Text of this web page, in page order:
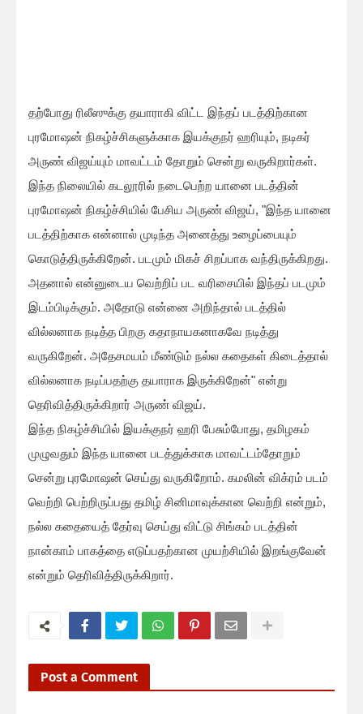
தற்போது ரிலீஸுக்கு தயாராகி விட்ட இந்தப் படத்திற்கான
புரமோஷன் நிகழ்ச்சிகளுக்காக இயக்குநர் ஹரியும், நடிகர்
அருண் விஜய்யும் மாவட்டம் தோறும் சென்று வருகிறார்கள்.
இந்த நிலையில் கடலூரில் நடைபெற்ற யானை படத்தின்
புரமோஷன் நிகழ்ச்சியில் பேசிய அருண் விஜய், "இந்த யானை
படத்திற்காக என்னால் முடிந்த அனைத்து உழைப்பையும்
கொடுத்திருக்கிறேன். படமும் மிகச் சிறப்பாக வந்திருக்கிறது.
அதனால் என்னுடைய வெற்றிப் பட வரிசையில் இந்தப் படமும்
இடம்பிடிக்கும். அதோடு என்னை அறிந்தால் படத்தில்
வில்லனாக நடித்த பிறகு கதாநாயகனாகவே நடித்து
வருகிறேன். அதேசமயம் மீண்டும் நல்ல கதைகள் கிடைத்தால்
வில்லனாக நடிப்பதற்கு தயாராக இருக்கிறேன்" என்று
தெரிவித்திருக்கிறார் அருண் விஜய்.
இந்த நிகழ்ச்சியில் இயக்குநர் ஹரி பேசும்போது, தமிழகம்
முழுவதும் இந்த யானை படத்துக்காக மாவட்டம்தோறும்
சென்று புரமோஷன் செய்து வருகிறோம். கமலின் விக்ரம் படம்
வெற்றி பெற்றிருப்பது தமிழ் சினிமாவுக்கான வெற்றி என்றும்,
நல்ல கதையைத் தேர்வு செய்து விட்டு சிங்கம் படத்தின்
நான்காம் பாகத்தை எடுப்பதற்கான முயற்சியில் இறங்குவேன்
என்றும் தெரிவித்திருக்கிறார்.
Post a Comment